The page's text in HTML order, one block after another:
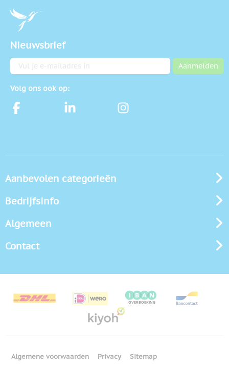
Nieuwsbrief
E-mailadres Aanmelden
Volg ons ook op:
Aanbevolen categorieën
Bedrijfsinfo
Algemeen
Contact
Algemene voorwaarden Privacy Sitemap